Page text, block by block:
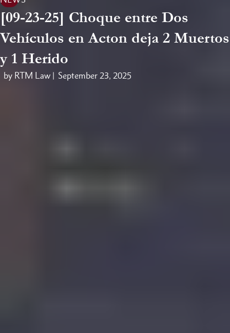
[09-23-25] Choque entre Dos
Vehículos en Acton deja 2 Muertos
y 1 Herido
by RTM Law | September 23, 2025